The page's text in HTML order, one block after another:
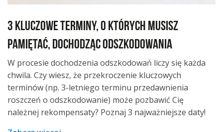
3 kluczowe terminy, o których musisz
pamiętać, dochodząc odszkodowania
W procesie dochodzenia odszkodowań liczy się każda
chwila. Czy wiesz, że przekroczenie kluczowych
terminów (np. 3-letniego terminu przedawnienia
roszczeń o odszkodowanie) może pozbawić Cię
należnej rekompensaty? Poznaj 3 najważniejsze daty!